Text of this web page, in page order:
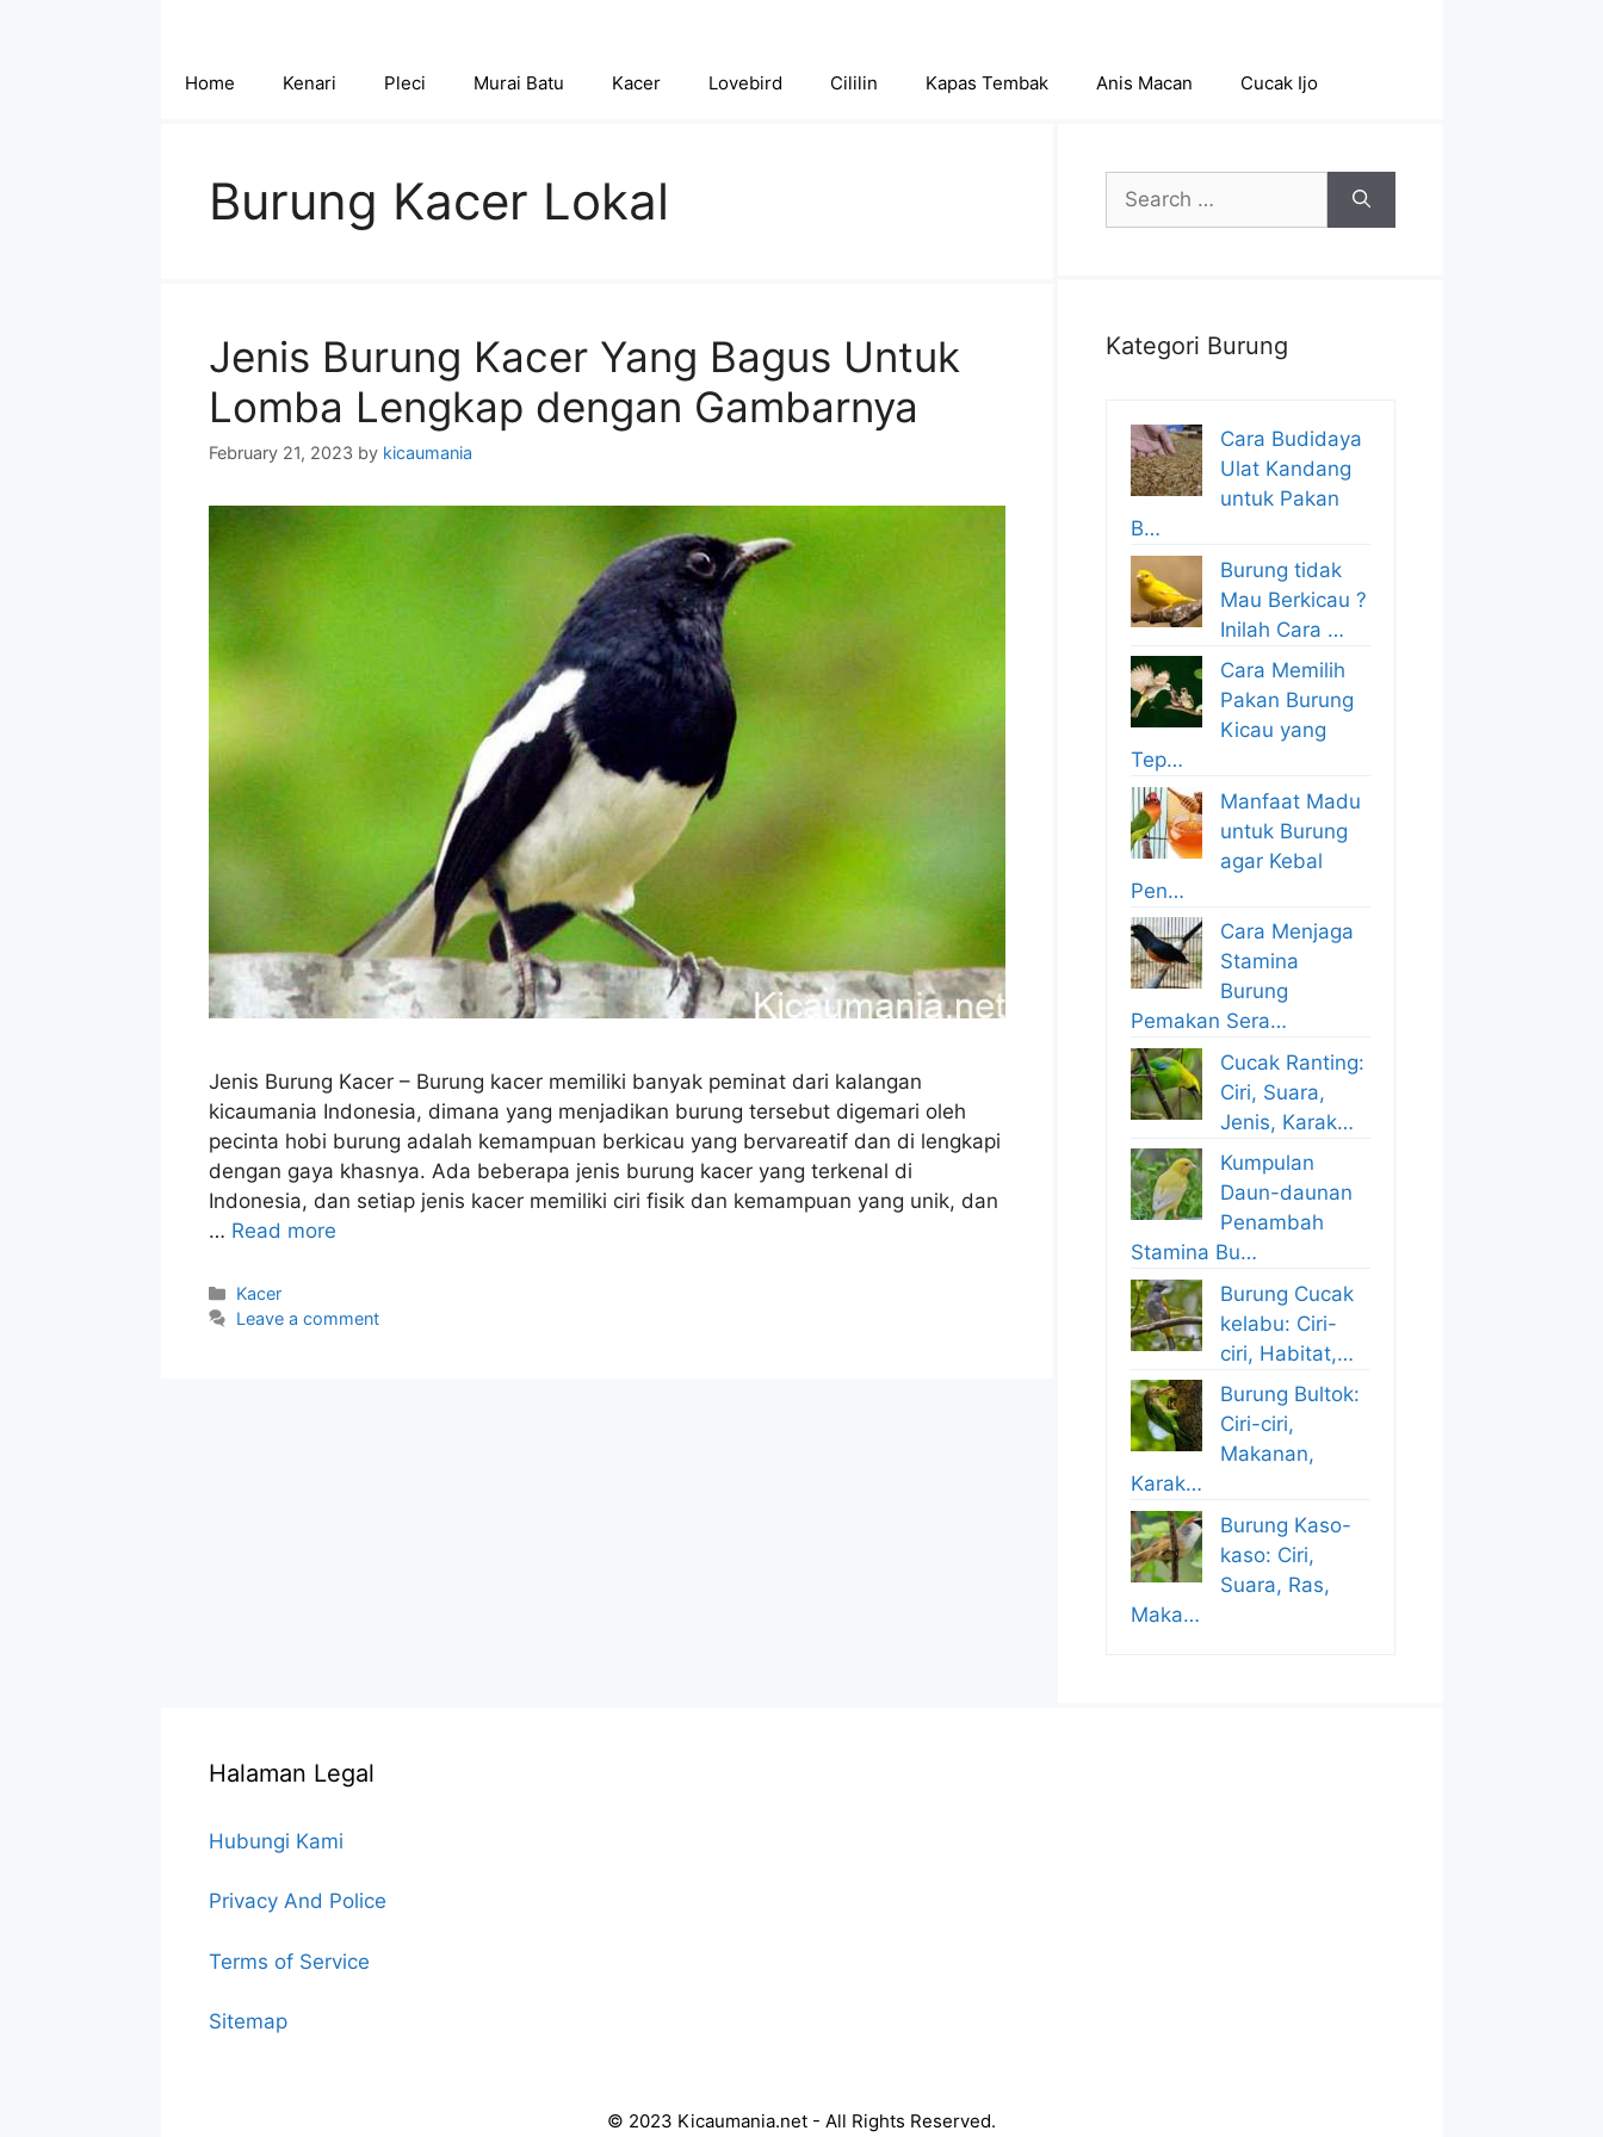
Home Kenari Pleci Murai Batu Kacer Lovebird Cililin Kapas Tembak Anis Macan Cucak Ijo
Burung Kacer Lokal
Jenis Burung Kacer Yang Bagus Untuk
Lomba Lengkap dengan Gambarnya
February 21, 2023 by kicaumania
Jenis Burung Kacer – Burung kacer memiliki banyak peminat dari kalangan
kicaumania Indonesia, dimana yang menjadikan burung tersebut digemari oleh
pecinta hobi burung adalah kemampuan berkicau yang bervareatif dan di lengkapi
dengan gaya khasnya. Ada beberapa jenis burung kacer yang terkenal di
Indonesia, dan setiap jenis kacer memiliki ciri fisik dan kemampuan yang unik, dan
… Read more
Categories
Kacer
Leave a comment
Search
for:
Kategori Burung
Cara Budidaya
Ulat Kandang
untuk Pakan
B…
Burung tidak
Mau Berkicau ?
Inilah Cara …
Cara Memilih
Pakan Burung
Kicau yang
Tep…
Manfaat Madu
untuk Burung
agar Kebal
Pen…
Cara Menjaga
Stamina
Burung
Pemakan Sera…
Cucak Ranting:
Ciri, Suara,
Jenis, Karak…
Kumpulan
Daun-daunan
Penambah
Stamina Bu…
Burung Cucak
kelabu: Ciri-
ciri, Habitat,…
Burung Bultok:
Ciri-ciri,
Makanan,
Karak…
Burung Kaso-
kaso: Ciri,
Suara, Ras,
Maka…
Halaman Legal
Hubungi Kami
Privacy And Police
Terms of Service
Sitemap
© 2023 Kicaumania.net - All Rights Reserved.